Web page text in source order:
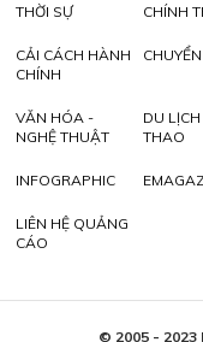
THỜI SỰ CHÍNH
CẢI CÁCH HÀNH
CHÍNH
VĂN HÓA -
NGHỆ THUẬT
DU
THAO
INFOGRAPHIC
LIÊN HỆ QUẢNG
CÁO
© 2005 - 2023